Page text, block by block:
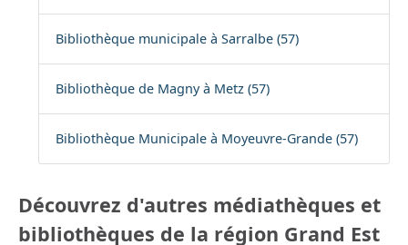
Bibliothèque municipale à Sarralbe (57)
Bibliothèque de Magny à Metz (57)
Bibliothèque Municipale à Moyeuvre-Grande (57)
Découvrez d'autres médiathèques et
bibliothèques de la région Grand Est